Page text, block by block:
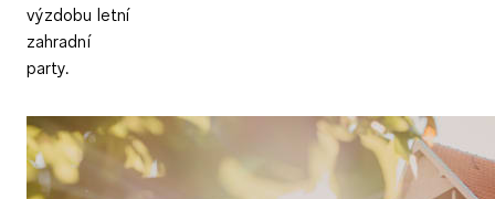
výzdobu letní
zahradní
party.